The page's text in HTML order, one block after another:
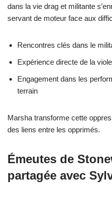
dans la vie drag et militante
servant de moteur face aux
Rencontres clés dans le
Expérience directe de la
Engagement dans les
terrain
Marsha transforme cette
des liens entre les opprimés.
Émeutes de
partagée avec